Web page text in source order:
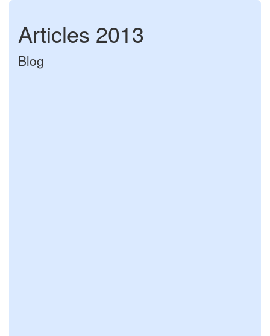
Articles 2013
Blog